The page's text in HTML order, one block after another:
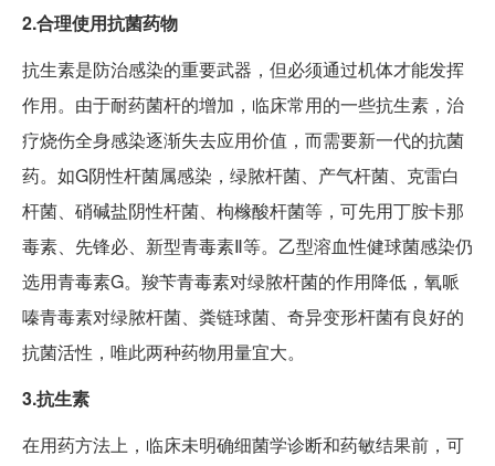
2.合理使用抗菌药物
抗生素是防治感染的重要武器，但必须通过机体才能发挥
作用。由于耐药菌杆的增加，临床常用的一些抗生素，治
疗烧伤全身感染逐渐失去应用价值，而需要新一代的抗菌
药。如G阴性杆菌属感染，绿脓杆菌、产气杆菌、克雷白
杆菌、硝碱盐阴性杆菌、枸橼酸杆菌等，可先用丁胺卡那
毒素、先锋必、新型青毒素Ⅱ等。乙型溶血性健球菌感染仍
选用青毒素G。羧苄青毒素对绿脓杆菌的作用降低，氧哌
嗪青毒素对绿脓杆菌、粪链球菌、奇异变形杆菌有良好的
抗菌活性，唯此两种药物用量宜大。
3.抗生素
在用药方法上，临床未明确细菌学诊断和药敏结果前，可